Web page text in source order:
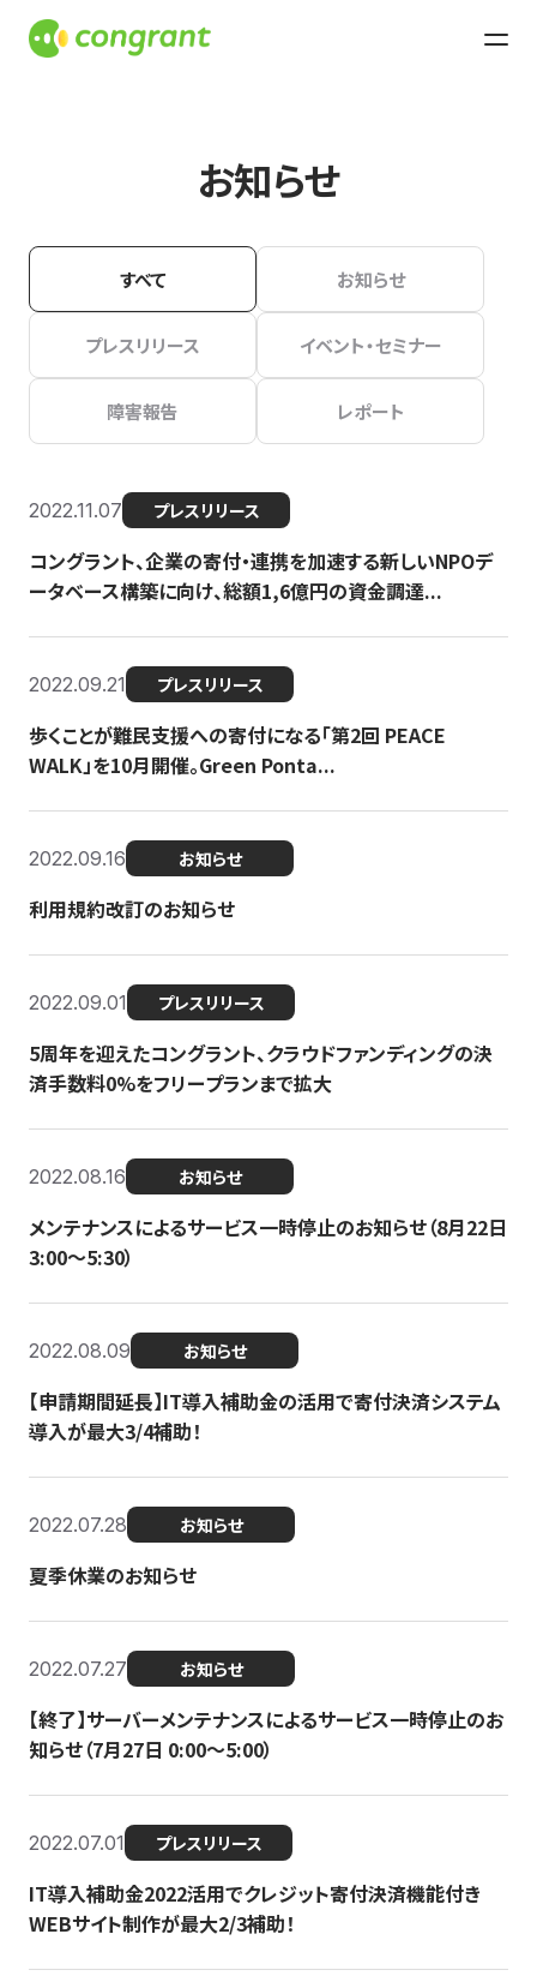
お知らせ
すべて お知らせ
プレスリリース イベント・セミナー
障害報告 レポート
2022.11.07 プレスリリース
コングラント、企業の寄付・連携を加速する新しいNPOデ
ータベース構築に向け、総額1,6億円の資金調達...
2022.09.21 プレスリリース
歩くことが難民支援への寄付になる「第2回 PEACE
WALK」を10月開催。Green Ponta...
2022.09.16 お知らせ
利用規約改訂のお知らせ
2022.09.01 プレスリリース
5周年を迎えたコングラント、クラウドファンディングの決
済手数料0%をフリープランまで拡大
2022.08.16 お知らせ
メンテナンスによるサービス一時停止のお知らせ（8月22日
3:00〜5:30）
2022.08.09 お知らせ
【申請期間延長】IT導入補助金の活用で寄付決済システム
導入が最大3/4補助！
2022.07.28 お知らせ
夏季休業のお知らせ
2022.07.27 お知らせ
【終了】サーバーメンテナンスによるサービス一時停止のお
知らせ（7月27日 0:00〜5:00）
2022.07.01 プレスリリース
IT導入補助金2022活用でクレジット寄付決済機能付き
WEBサイト制作が最大2/3補助！